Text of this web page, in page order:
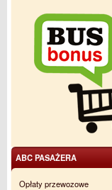
ABC PASAŻERA
Opłaty przewozowe